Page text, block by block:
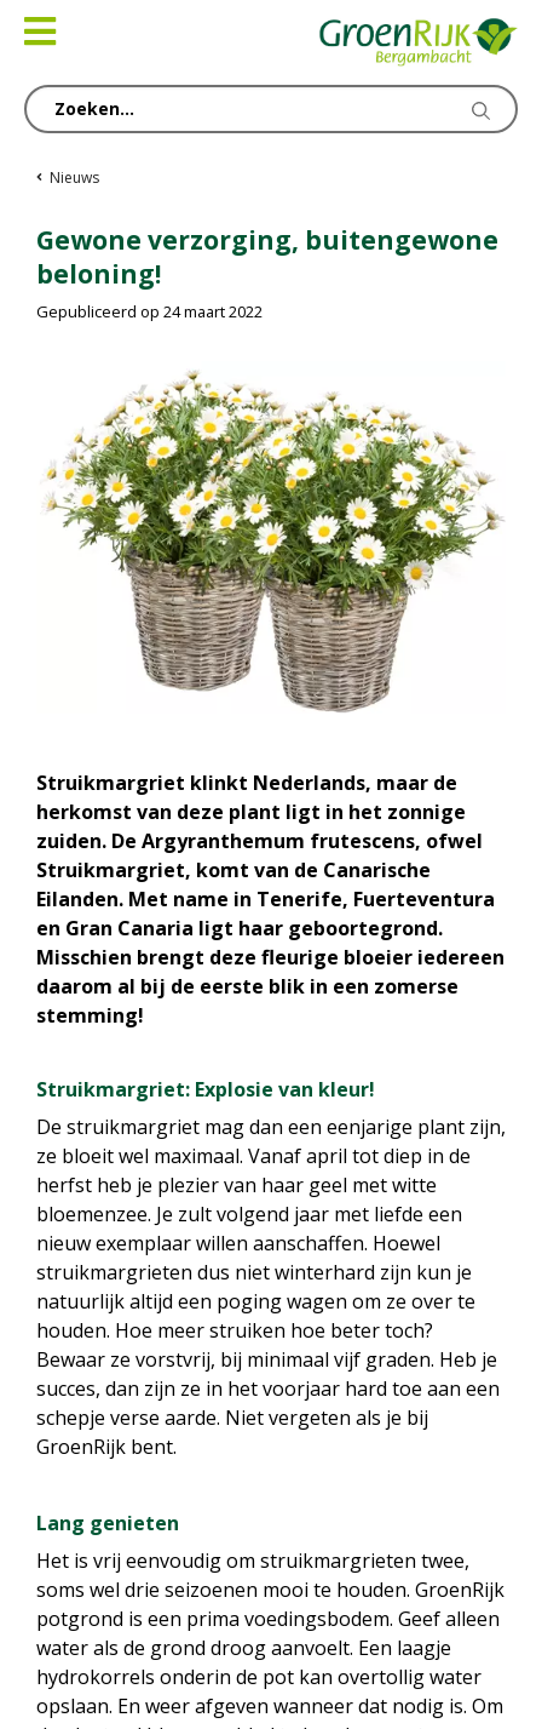
naar
Nieuws
Gewone verzorging, buitengewone
beloning!
Gepubliceerd op 24 maart 2022
Struikmargriet klinkt Nederlands, maar de
herkomst van deze plant ligt in het zonnige
zuiden. De Argyranthemum frutescens, ofwel
Struikmargriet, komt van de Canarische
Eilanden. Met name in Tenerife, Fuerteventura
en Gran Canaria ligt haar geboortegrond.
Misschien brengt deze fleurige bloeier iedereen
daarom al bij de eerste blik in een zomerse
stemming!
Struikmargriet: Explosie van kleur!
De struikmargriet mag dan een eenjarige plant zijn,
ze bloeit wel maximaal. Vanaf april tot diep in de
herfst heb je plezier van haar geel met witte
bloemenzee. Je zult volgend jaar met liefde een
nieuw exemplaar willen aanschaffen. Hoewel
struikmargrieten dus niet winterhard zijn kun je
natuurlijk altijd een poging wagen om ze over te
houden. Hoe meer struiken hoe beter toch?
Bewaar ze vorstvrij, bij minimaal vijf graden. Heb je
succes, dan zijn ze in het voorjaar hard toe aan een
schepje verse aarde. Niet vergeten als je bij
GroenRijk bent.
Lang genieten
Het is vrij eenvoudig om struikmargrieten twee,
soms wel drie seizoenen mooi te houden. GroenRijk
potgrond is een prima voedingsbodem. Geef alleen
water als de grond droog aanvoelt. Een laagje
hydrokorrels onderin de pot kan overtollig water
opslaan. En weer afgeven wanneer dat nodig is. Om